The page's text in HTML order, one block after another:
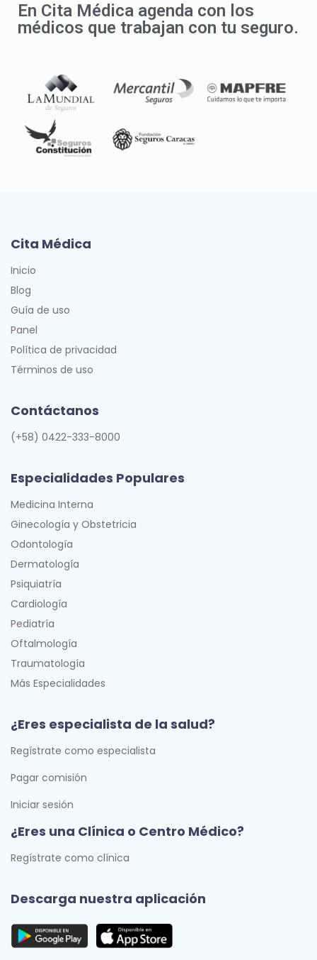
En Cita Médica agenda con los
médicos que trabajan con tu seguro.
Cita Médica
Inicio
Blog
Guía de uso
Panel
Política de privacidad
Términos de uso
Contáctanos
(+58) 0422-333-8000
Especialidades Populares
Medicina Interna
Ginecología y Obstetricia
Odontología
Dermatología
Psiquiatría
Cardiología
Pediatría
Oftalmología
Traumatología
Más Especialidades
¿Eres especialista de la salud?
Regístrate como especialista
Pagar comisión
Iniciar sesión
¿Eres una Clínica o Centro Médico?
Regístrate como clínica
Descarga nuestra aplicación